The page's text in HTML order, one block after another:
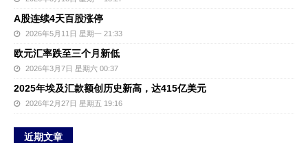
A股连续4天百股涨停
2026年5月11日 星期一 21:33
欧元汇率跌至三个月新低
2026年3月7日 星期六 00:37
2025年埃及汇款额创历史新高，达415亿美元
2026年2月27日 星期五 19:16
近期文章